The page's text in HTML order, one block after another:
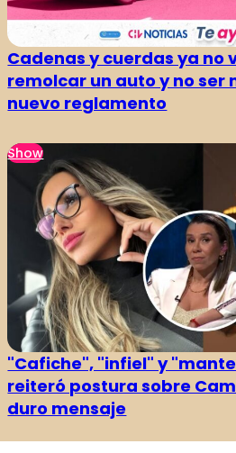
Cadenas y cuerdas ya no
remolcar un auto y no ser
nuevo reglamento
Show
"Cafiche", "infiel" y
reiteró postura sobre
duro mensaje